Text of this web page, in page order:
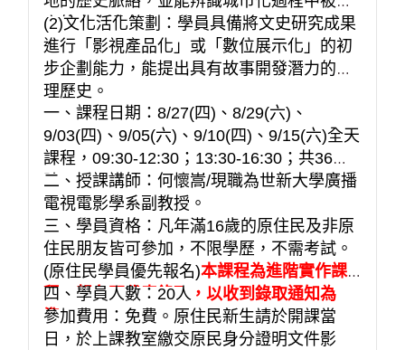
忘的文化遺產。
(2)文化活化策劃：學員具備將文史研究成果
進行「影視產品化」或「數位展示化」的初
步企劃能力，能提出具有故事開發潛力的地
理歷史。
一、課程日期：8/27(四)、8/29(六)、
9/03(四)、9/05(六)、9/10(四)、9/15(六)全天
課程，09:30-12:30；13:30-16:30；共36小
時。
二、授課講師：何懷嵩/現職為世新大學廣播
電視電影學系副教授。
三、學員資格：凡年滿16歲的原住民及非原
住民朋友皆可參加，不限學歷，不需考試。
(原住民學員優先報名)本課程為進階實作課
程，報名不代表錄取，以收到錄取通知為
準。
四、學員人數：20人
參加費用：免費。原住民新生請於開課當
日，於上課教室繳交原民身分證明文件影